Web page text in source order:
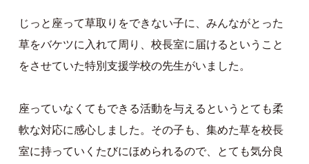
じっと座って草取りをできない子に、みんながとった
草をバケツに入れて周り、校長室に届けるということ
をさせていた特別支援学校の先生がいました。
座っていなくてもできる活動を与えるというとても柔
軟な対応に感心しました。その子も、集めた草を校長
室に持っていくたびにほめられるので、とても気分良